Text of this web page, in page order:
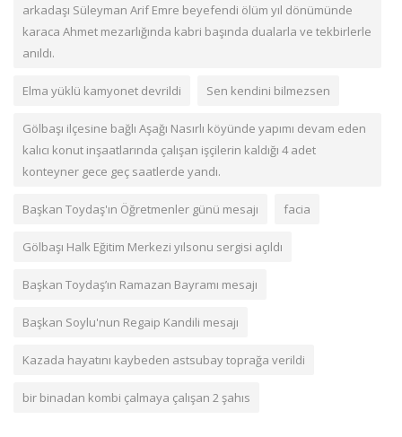
arkadaşı Süleyman Arif Emre beyefendi ölüm yıl dönümünde
karaca Ahmet mezarlığında kabri başında dualarla ve tekbirlerle
anıldı.
Elma yüklü kamyonet devrildi Sen kendini bilmezsen
Gölbaşı ilçesine bağlı Aşağı Nasırlı köyünde yapımı devam eden
kalıcı konut inşaatlarında çalışan işçilerin kaldığı 4 adet
konteyner gece geç saatlerde yandı.
Başkan Toydaş'ın Öğretmenler günü mesajı facia
Gölbaşı Halk Eğitim Merkezi yılsonu sergisi açıldı
Başkan Toydaş’ın Ramazan Bayramı mesajı
Başkan Soylu'nun Regaip Kandili mesajı
Kazada hayatını kaybeden astsubay toprağa verildi
bir binadan kombi çalmaya çalışan 2 şahıs